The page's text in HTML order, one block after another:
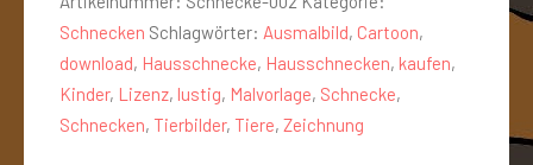
Schnecken Schlagwörter: Ausmalbild, Cartoon,
download, Hausschnecke, Hausschnecken, kaufen,
Kinder, Lizenz, lustig, Malvorlage, Schnecke,
Schnecken, Tierbilder, Tiere, Zeichnung